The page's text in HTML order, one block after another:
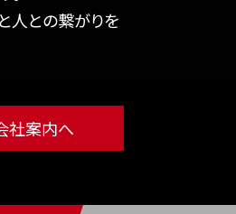
人との繋がりを
社案内へ